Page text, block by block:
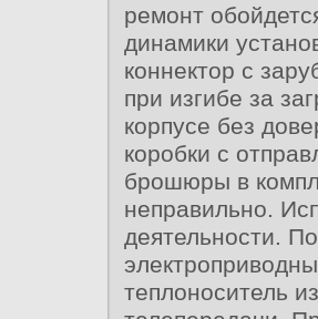
ремонт
динамики
коннектор с
при изгибе за
корпусе без
коробки с
брошюры в
неправильно.
деятельности.
теплоноситель